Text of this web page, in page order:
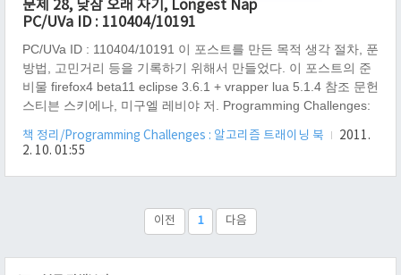
문제 28, 낮잠 오래 자기, Longest Nap
PC/UVa ID : 110404/10191
PC/UVa ID : 110404/10191 이 포스트를 만든 목적 생각 절차, 푼
방법, 고민거리 등을 기록하기 위해서 만들었다. 이 포스트의 준
비물 firefox4 beta11 eclipse 3.6.1 + vrapper lua 5.1.4 참조 문헌
스티븐 스키에나, 미구엘 레비야 저. Programming Challenges:
쇄 2004.12.05. (문제 28 낮잠 오래 자기, Longest Nap, page
http://icpcres.ecs.baylor.edu/onlinejudge/external/101/10191.html
책 정리/Programming Challenges : 알고리즘 트래이닝 북
2011.
2. 10. 01:55
이전 1 다음